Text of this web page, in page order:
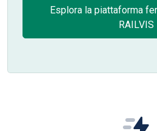
Esplora la piattaforma
RAILVIS